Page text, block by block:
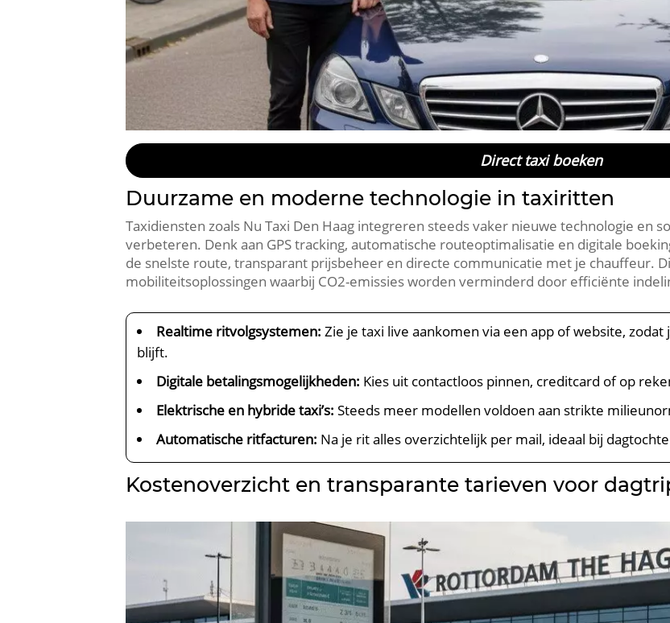
Direct taxi boeken
Duurzame en moderne technologie in taxiritten
Taxidiensten zoals Nu Taxi Den Haag integreren steeds vaker nieuwe technologie en
verbeteren. Denk aan GPS tracking, automatische routeoptimalisatie en digitale
de snelste route, transparant prijsbeheer en directe communicatie met je chauffeur.
mobiliteitsoplossingen waarbij CO2-emissies worden verminderd door efficiënte
Realtime ritvolgsystemen: Zie je taxi live aankomen via een app of website,
blijft.
Digitale betalingsmogelijkheden: Kies uit contactloos pinnen, creditcard of op
Elektrische en hybride taxi’s: Steeds meer modellen voldoen aan strikte
Automatische ritfacturen: Na je rit alles overzichtelijk per mail, ideaal bij
Kostenoverzicht en transparante tarieven voor